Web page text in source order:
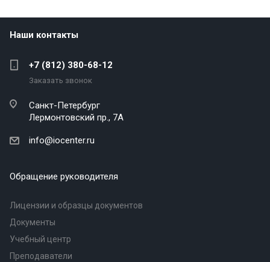
Наши контакты
+7 (812) 380-68-12
Заказать звонок
Санкт-Петербург
Лермонтовский пр., 7А
info@iocenter.ru
Обращение руководителя
Лицензии и образцы документов
Документы
Учебный центр
Преподаватели